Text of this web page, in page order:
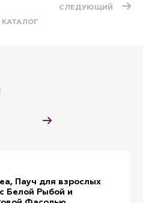
КАТАЛОГ
СЛЕДУЮЩИЙ
Пауч для взрослых
Белой Рыбой и